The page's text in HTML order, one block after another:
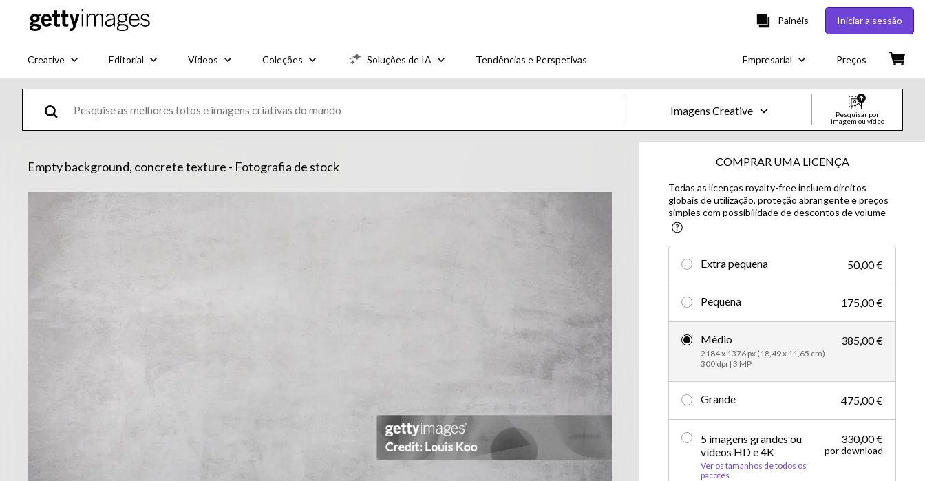
Painéis Iniciar a sessão
Creative Editorial Vídeos Coleções Soluções de IA Tendências e Perspetivas Empresarial Preços
Imagens Creative
Imagens
Creative
Creative
Editorial
Pesquisar por
imagem ou vídeo
Empty background, concrete texture - Fotografia de stock COMPRAR UMA LICENÇA
Todas as licenças royalty-free incluem direitos
globais de utilização, proteção abrangente e preços
simples com possibilidade de descontos de volume
Extra pequena 50,00 €
Pequena 175,00 €
Médio
2184 x 1376 px (18,49 x 11,65 cm)
300 dpi | 3 MP
385,00 €
Grande 475,00 €
5 imagens grandes ou
vídeos HD e 4K
Ver os tamanhos de todos os
pacotes
330,00 €
por download